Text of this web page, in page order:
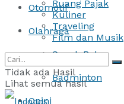
Otomotif
Olahraga
Sepak Bola
Badminton
Opini
Ruang Pajak
Kuliner
Traveling
Film dan Musik
Tidak ada Hasil
Lihat semua hasil